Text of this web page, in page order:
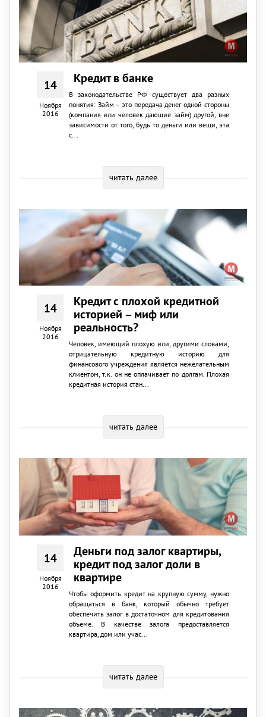
14
Ноября
2016
Кредит в банке
В законодательстве РФ существует два разных
понятия: Займ – это передача денег одной стороны
(компания или человек дающие займ) другой, вне
зависимости от того, будь то деньги или вещи, эта
с...
читать далее
14
Ноября
2016
Кредит с плохой кредитной
историей – миф или
реальность?
Человек, имеющий плохую или, другими словами,
отрицательную кредитную историю для
финансового учреждения является нежелательным
клиентом, т.к. он не оплачивает по долгам. Плохая
кредитная история стан...
читать далее
14
Ноября
2016
Деньги под залог квартиры,
кредит под залог доли в
квартире
Чтобы оформить кредит на крупную сумму, нужно
обращаться в банк, который обычно требует
обеспечить залог в достаточном для кредитования
объеме. В качестве залога предоставляется
квартира, дом или учас...
читать далее